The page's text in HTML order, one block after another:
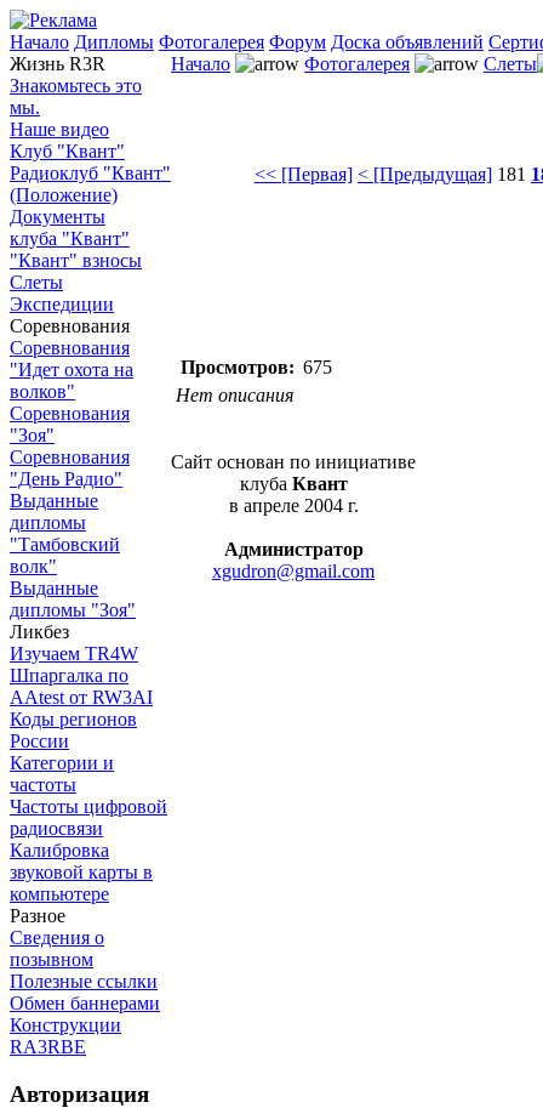
Начало Дипломы Фотогалерея Форум Доска объявлений
Жизнь R3R
Знакомьтесь это
мы.
Наше видео
Клуб "Квант"
Радиоклуб "Квант"
(Положение)
Документы
клуба "Квант"
"Квант" взносы
Слеты
Экспедиции
Соревнования
Соревнования
"Идет охота на
волков"
Соревнования
"Зоя"
Соревнования
"День Радио"
Выданные
дипломы
"Тамбовский
волк"
Выданные
дипломы "Зоя"
Ликбез
Изучаем TR4W
Шпаргалка по
AAtest от RW3AI
Коды регионов
России
Категории и
частоты
Частоты цифровой
радиосвязи
Калибровка
звуковой карты в
компьютере
Разное
Сведения о
позывном
Полезные ссылки
Обмен баннерами
Конструкции
RA3RBE
Авторизация
Начало Фотогалерея Слеты
<< [Первая] < [Предыдущая] 181
Просмотров: 675
Нет описания
Сайт основан по инициативе
клуба Квант
в апреле 2004 г.
Администратор
xgudron@gmail.com